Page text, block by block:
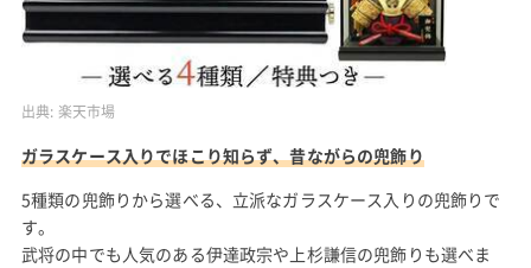
出典: 楽天市場
ガラスケース入りでほこり知らず、昔ながらの兜飾り
5種類の兜飾りから選べる、立派なガラスケース入りの兜飾りで
す。
武将の中でも人気のある伊達政宗や上杉謙信の兜飾りも選べま